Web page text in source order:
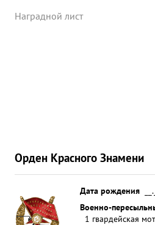
Наградной лист
Орден Красного Знамени
Дата рождения
Военно-
1 гвардейская